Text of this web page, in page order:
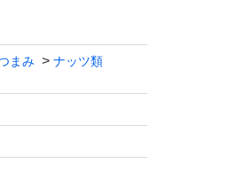
、茶封筒にそのまま
ントお願いします。
性がございます
気になる方はクール
まみ
ナッツ類